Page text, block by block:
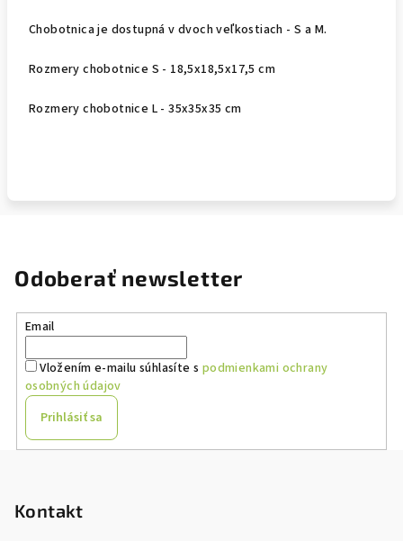
Chobotnica je dostupná v dvoch veľkostiach - S a M.
Rozmery chobotnice S - 18,5x18,5x17,5 cm
Rozmery chobotnice L - 35x35x35 cm
Odoberať newsletter
Email
Vložením e-mailu súhlasíte s podmienkami ochrany
osobných údajov
Prihlásiť sa
Kontakt